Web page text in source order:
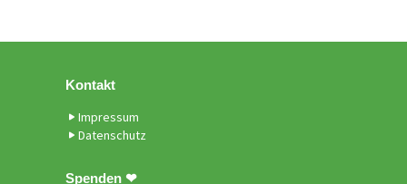
Kontakt
Impressum
Datenschutz
Spenden ❤